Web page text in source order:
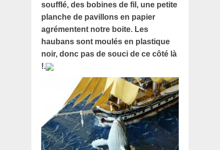
soufflé, des bobines de fil, une petite
planche de pavillons en papier
agrémentent notre boite. Les
haubans sont moulés en plastique
noir, donc pas de souci de ce côté là
!.